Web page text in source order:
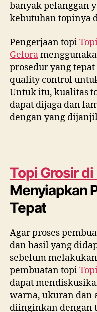
banyak pelanggan
kebutuhan topinya
Pengerjaan topi
Gelora
prosedur yang
quality control
Untuk itu, kualitas
dapat dijaga dan
dengan yang
Topi Grosir di
Menyiapkan
Tepat
Agar proses
dan hasil yang
sebelum
pembuatan topi
dapat
warna, ukuran dan
diinginkan dengan